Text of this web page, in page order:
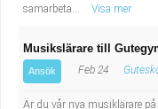
samarbeta...
Visa mer
Musikslärare till
Ansök Feb 24
Är du vår nya musiklärare